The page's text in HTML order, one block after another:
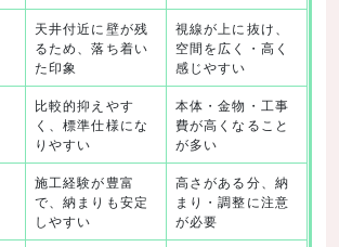
天井付近に壁が残
るため、落ち着い
た印象
視線が上に抜け、
空間を広く・高く
感じやすい
比較的抑えやす
く、標準仕様にな
りやすい
本体・金物・工事
費が高くなること
が多い
施工経験が豊富
で、納まりも安定
しやすい
高さがある分、納
まり・調整に注意
が必要